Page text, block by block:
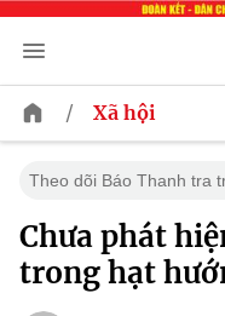
/ Xã hội
Theo dõi Báo Thanh tra
Chưa phát
trong hạt